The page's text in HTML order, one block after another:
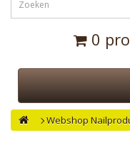
0
Webshop